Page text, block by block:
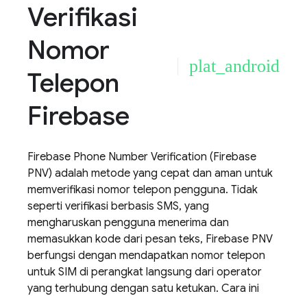
Verifikasi
Nomor
Telepon
Firebase
plat_android
Firebase Phone Number Verification (Firebase
PNV) adalah metode yang cepat dan aman untuk
memverifikasi nomor telepon pengguna. Tidak
seperti verifikasi berbasis SMS, yang
mengharuskan pengguna menerima dan
memasukkan kode dari pesan teks, Firebase PNV
berfungsi dengan mendapatkan nomor telepon
untuk SIM di perangkat langsung dari operator
yang terhubung dengan satu ketukan. Cara ini